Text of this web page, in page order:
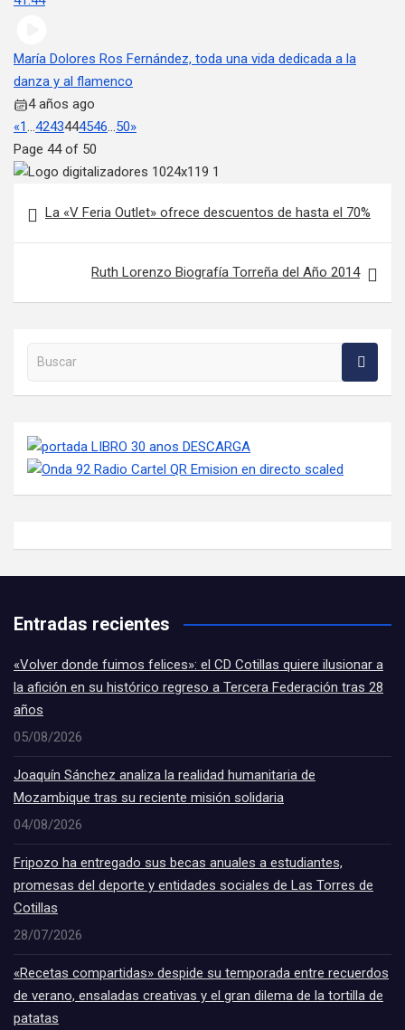
María Dolores Ros Fernández, toda una vida dedicada a la
danza y al flamenco
4 años ago
«1…4243444546…50»
Page 44 of 50
La «V Feria Outlet» ofrece descuentos de hasta el 70%
Ruth Lorenzo Biografía Torreña del Año 2014
Buscar en la web
Entradas recientes
«Volver donde fuimos felices»: el CD Cotillas quiere ilusionar a
la afición en su histórico regreso a Tercera Federación tras 28
años
05/08/2026
Joaquín Sánchez analiza la realidad humanitaria de
Mozambique tras su reciente misión solidaria
04/08/2026
Fripozo ha entregado sus becas anuales a estudiantes,
promesas del deporte y entidades sociales de Las Torres de
Cotillas
28/07/2026
«Recetas compartidas» despide su temporada entre recuerdos
de verano, ensaladas creativas y el gran dilema de la tortilla de
patatas